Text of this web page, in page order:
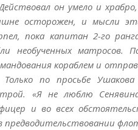
он умело и
осторожен, и мысли
пока капитан 2-го
необученных матросов.
кораблем и
по просьбе Ушакова
«Я не люблю
и во всех
предводительствовании